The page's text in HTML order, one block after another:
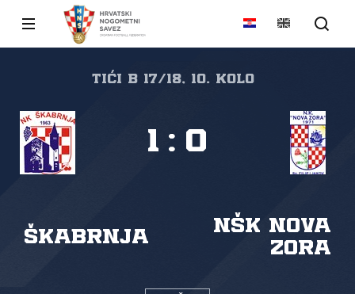
tići B 17/18, 10. kolo
ŠKABRNJA
NŠK Nova
zora
1 : 0